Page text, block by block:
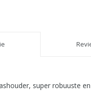
super robuuste